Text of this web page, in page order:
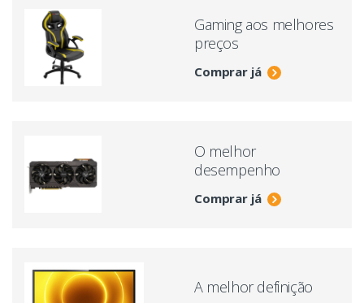
Gaming aos melhores
preços
Comprar já
O melhor
desempenho
Comprar já
A melhor definição